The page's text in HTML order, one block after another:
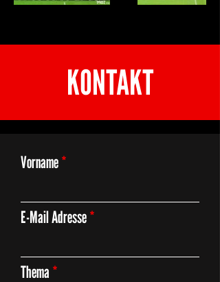
KONTAKT
Vorname
E-Mail Adresse
Thema